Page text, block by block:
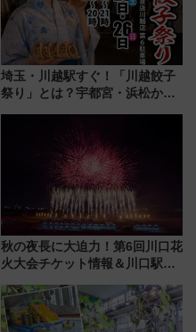
埼玉・川越駅すぐ！「川越餃子
祭り」とは？宇都宮・浜松から
を食べ比べ【7月25日・26日開
秋の夜長に大迫力！第6回川口花
火大会チケット情報＆川口駅か